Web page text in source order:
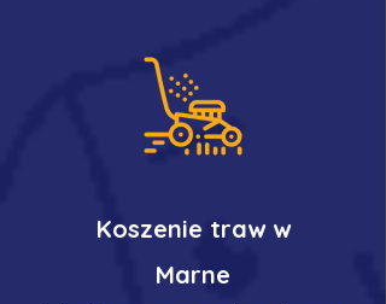
Koszenie traw w
Marne